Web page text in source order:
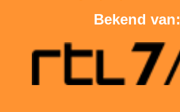
Bekend van: